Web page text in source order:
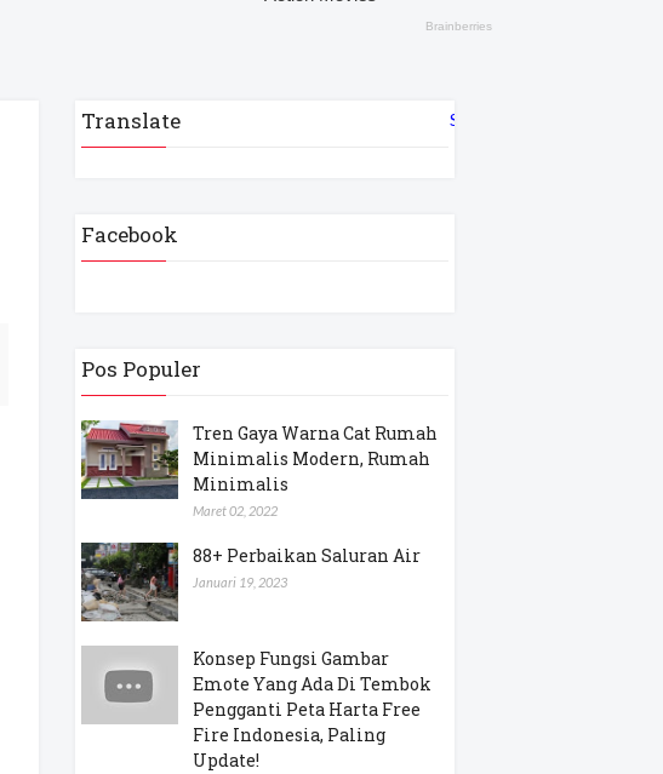
Translate Select Language
Facebook
Pos Populer
Tren Gaya Warna Cat Rumah
Minimalis Modern, Rumah
Minimalis
Maret 02, 2022
88+ Perbaikan Saluran Air
Januari 19, 2023
Konsep Fungsi Gambar
Emote Yang Ada Di Tembok
Pengganti Peta Harta Free
Fire Indonesia, Paling
Update!